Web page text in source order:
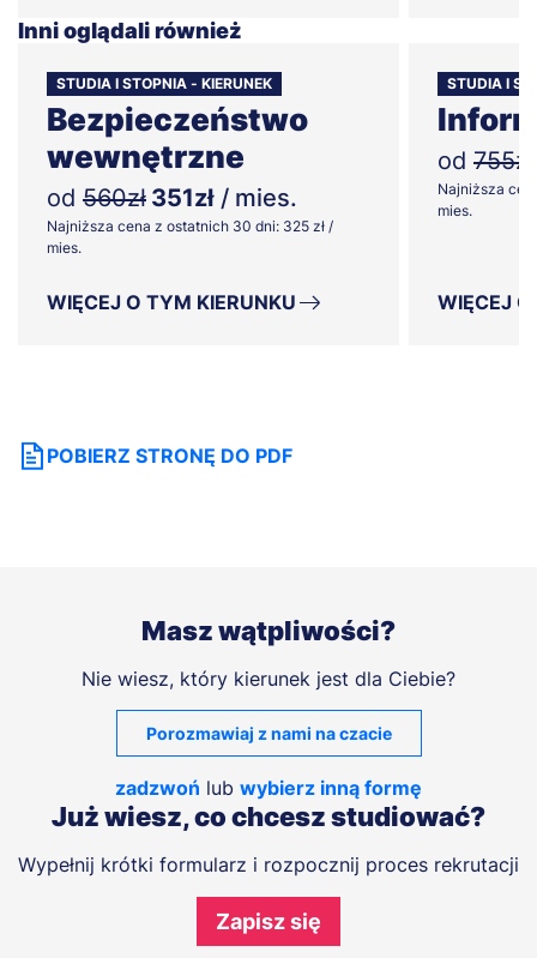
Inni oglądali również
STUDIA I STOPNIA - KIERUNEK
Bezpieczeństwo
wewnętrzne
od 560zł 351zł / mies.
Najniższa cena z ostatnich 30 dni: 325 zł /
mies.
WIĘCEJ O TYM KIERUNKU
STUDIA I
od 755zł
Najniższa
mies.
WIĘCEJ
POBIERZ STRONĘ DO PDF
Masz wątpliwości?
Nie wiesz, który kierunek jest dla Ciebie?
Porozmawiaj z nami na czacie
zadzwoń lub wybierz inną formę
Już wiesz, co chcesz studiować?
Wypełnij krótki formularz i rozpocznij proces rekrutacji
Zapisz się